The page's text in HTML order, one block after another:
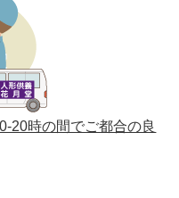
月26日(水)
月8日(月)
月16日(木)
月13日(木)
20時の間でご都合の良